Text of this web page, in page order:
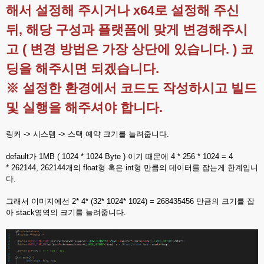
해서 설정해 주시거나 x64로 설정해 주신
뒤, 해당 구성과 플랫폼에 맞게 변경해주시
고 ( 변경 방법은 가장 상단에 있습니다. ) 코
딩을 해주시면 되겠습니다.
※ 설정한 환경에서 코드도 작성하시고 빌드
및 실행을 해주셔야 합니다.
링커 -> 시스템 -> 스택 예약 크기를 늘려줍니다.
default가 1MB ( 1024 * 1024 Byte ) 이기 때문에 4 * 256 * 1024 = 4
* 262144, 262144개의 float형 혹은 int형 만큼의 데이터를 잡는게 한계입니
다.
그래서 이미지에선 2* 4* (32* 1024* 1024) = 268435456 만큼의 크기를 잡
아 stack영역의 크기를 늘려줍니다.